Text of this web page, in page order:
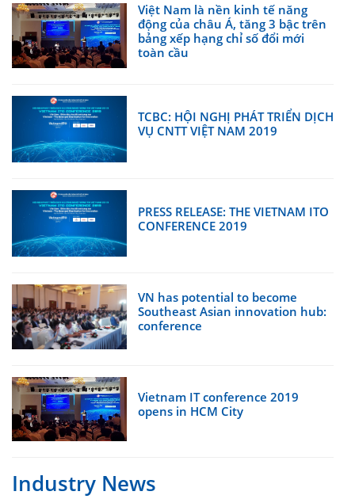
Việt Nam là nền kinh tế năng
động của châu Á, tăng 3 bậc trên
bảng xếp hạng chỉ số đổi mới
toàn cầu
TCBC: HỘI NGHỊ PHÁT TRIỂN DỊCH
VỤ CNTT VIỆT NAM 2019
PRESS RELEASE: THE VIETNAM ITO
CONFERENCE 2019
VN has potential to become
Southeast Asian innovation hub:
conference
Vietnam IT conference 2019
opens in HCM City
Industry News